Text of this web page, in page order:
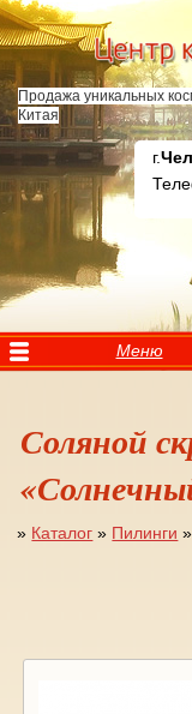
Перейти к основному
Продажа уникальных
Китая
г.
Меню
Соляной
» Каталог » Пилинги